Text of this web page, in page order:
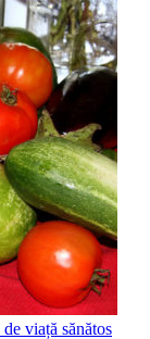
viață sănătos